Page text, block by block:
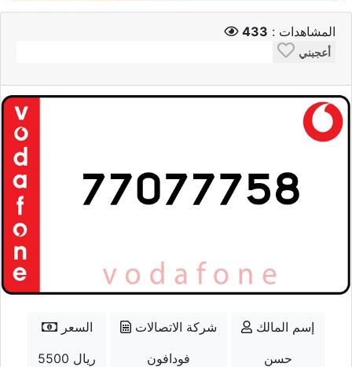
المشاهدات : 433
أعجبني
السعر
5500 ريال
شركة الاتصالات
فودافون
إسم المالك
حسن